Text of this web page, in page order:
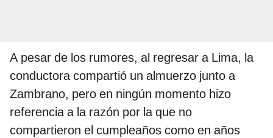
A pesar de los rumores, al regresar a Lima, la
conductora compartió un almuerzo junto a
Zambrano, pero en ningún momento hizo
referencia a la razón por la que no
compartieron el cumpleaños como en años